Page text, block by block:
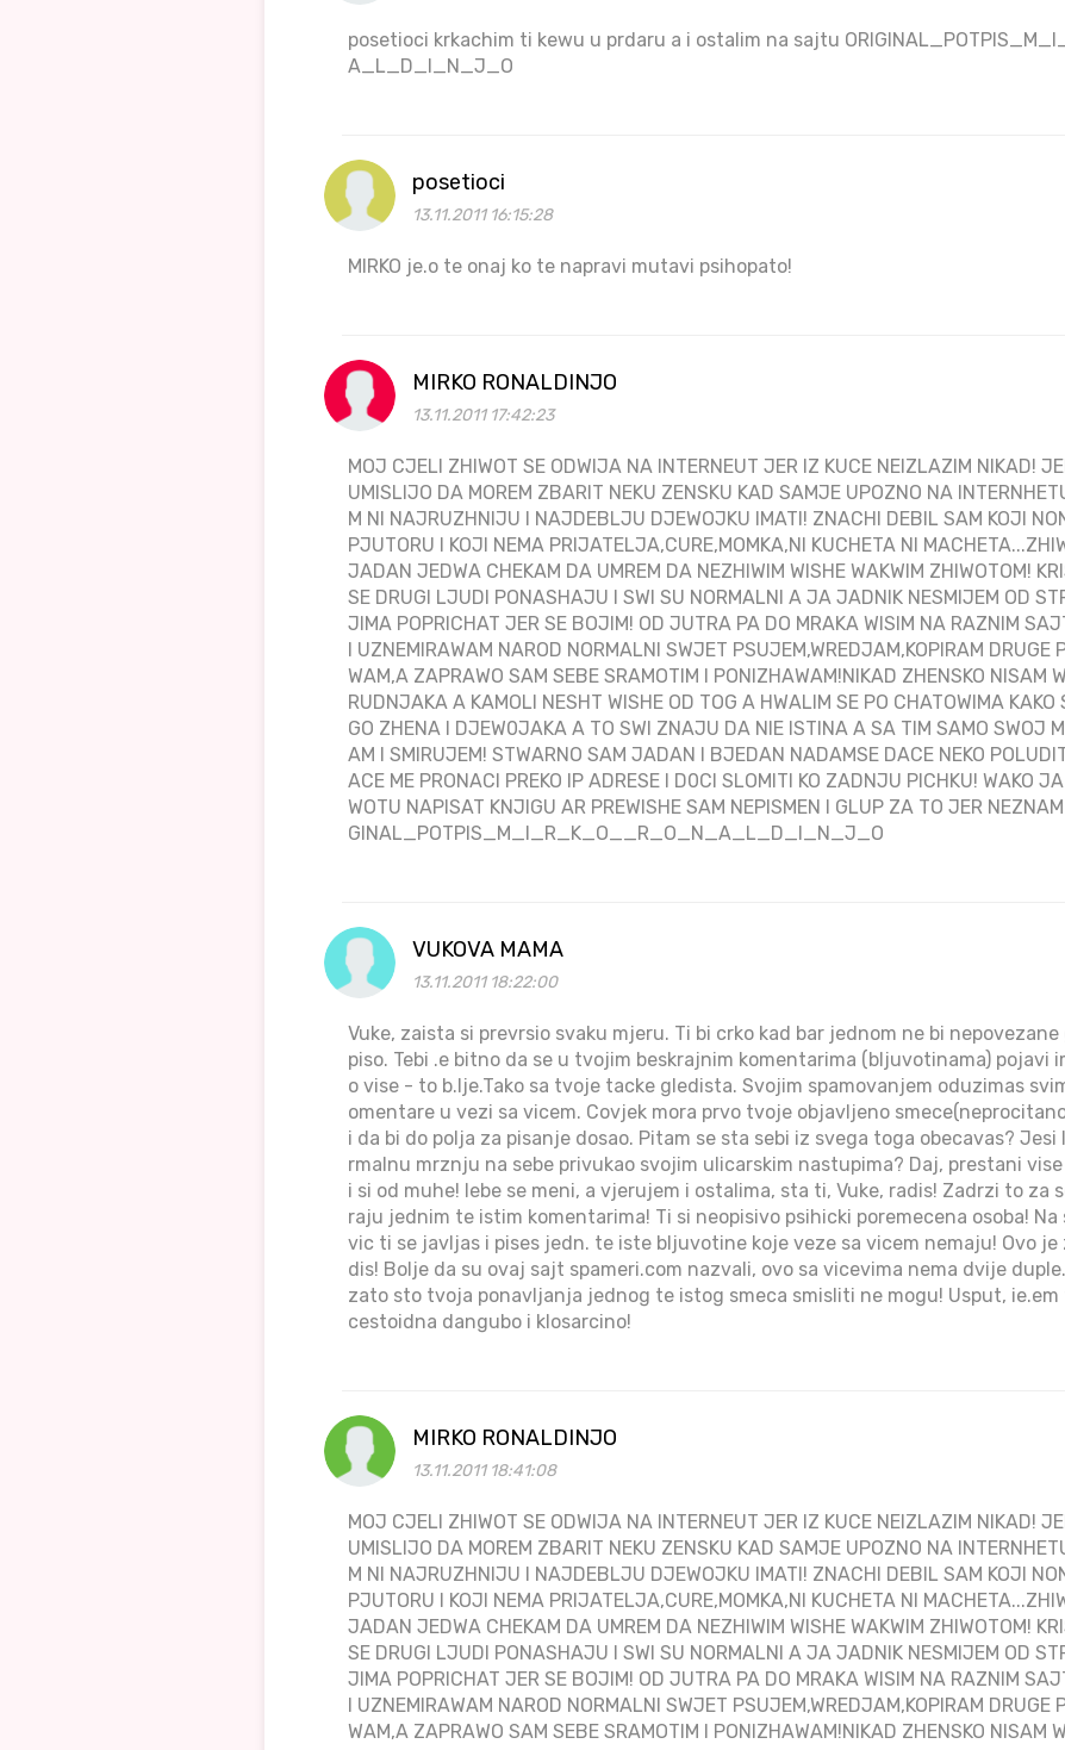
posetioci krkachim ti kewu u prdaru a i ostalim na sajtu
A_L_D_I_N_J_O
posetioci
13.11.2011 16:15:28
MIRKO je.o te onaj ko te napravi mutavi psihopato!
MIRKO RONALDINJO
13.11.2011 17:42:23
MOJ CJELI ZHIWOT SE ODWIJA NA INTERNEUT JER IZ KUCE NEIZLAZIM NIKAD!
UMISLIJO DA MOREM ZBARIT NEKU ZENSKU KAD SAMJE UPOZNO NA
M NI NAJRUZHNIJU I NAJDEBLJU DJEWOJKU IMATI! ZNACHI DEBIL SAM KOJI
PJUTORU I KOJI NEMA PRIJATELJA,CURE,MOMKA,NI KUCHETA NI
JADAN JEDWA CHEKAM DA UMREM DA NEZHIWIM WISHE WAKWIM ZHIWOTOM!
SE DRUGI LJUDI PONASHAJU I SWI SU NORMALNI A JA JADNIK NESMIJEM OD
JIMA POPRICHAT JER SE BOJIM! OD JUTRA PA DO MRAKA WISIM NA RAZNIM
I UZNEMIRAWAM NAROD NORMALNI SWJET PSUJEM,WREDJAM,KOPIRAM DRUGE
WAM,A ZAPRAWO SAM SEBE SRAMOTIM I PONIZHAWAM!NIKAD ZHENSKO NISAM
RUDNJAKA A KAMOLI NESHT WISHE OD TOG A HWALIM SE PO CHATOWIMA KAKO
GO ZHENA I DJEW0JAKA A TO SWI ZNAJU DA NIE ISTINA A SA TIM SAMO SWOJ
AM I SMIRUJEM! STWARNO SAM JADAN I BJEDAN NADAMSE DACE NEKO
ACE ME PRONACI PREKO IP ADRESE I D0CI SLOMITI KO ZADNJU PICHKU! WAKO
WOTU NAPISAT KNJIGU AR PREWISHE SAM NEPISMEN I GLUP ZA TO JER
GINAL_POTPIS_M_I_R_K_O__R_O_N_A_L_D_I_N_J_O
VUKOVA MAMA
13.11.2011 18:22:00
Vuke, zaista si prevrsio svaku mjeru. Ti bi crko kad bar jednom ne bi
piso. Tebi .e bitno da se u tvojim beskrajnim komentarima (bljuvotinama) pojavi
o vise - to b.lje.Tako sa tvoje tacke gledista. Svojim spamovanjem oduzimas
omentare u vezi sa vicem. Covjek mora prvo tvoje objavljeno
i da bi do polja za pisanje dosao. Pitam se sta sebi iz svega toga obecavas?
rmalnu mrznju na sebe privukao svojim ulicarskim nastupima? Daj, prestani
i si od muhe! Iebe se meni, a vjerujem i ostalima, sta ti, Vuke, radis! Zadrzi to za
raju jednim te istim komentarima! Ti si neopisivo psihicki poremecena osoba!
vic ti se javljas i pises jedn. te iste bljuvotine koje veze sa vicem nemaju! Ovo je
dis! Bolje da su ovaj sajt spameri.com nazvali, ovo sa vicevima nema dvije
zato sto tvoja ponavljanja jednog te istog smeca smisliti ne mogu! Usput,
cestoidna dangubo i klosarcino!
MIRKO RONALDINJO
13.11.2011 18:41:08
MOJ CJELI ZHIWOT SE ODWIJA NA INTERNEUT JER IZ KUCE NEIZLAZIM NIKAD!
UMISLIJO DA MOREM ZBARIT NEKU ZENSKU KAD SAMJE UPOZNO NA
M NI NAJRUZHNIJU I NAJDEBLJU DJEWOJKU IMATI! ZNACHI DEBIL SAM KOJI
PJUTORU I KOJI NEMA PRIJATELJA,CURE,MOMKA,NI KUCHETA NI
JADAN JEDWA CHEKAM DA UMREM DA NEZHIWIM WISHE WAKWIM ZHIWOTOM!
SE DRUGI LJUDI PONASHAJU I SWI SU NORMALNI A JA JADNIK NESMIJEM OD
JIMA POPRICHAT JER SE BOJIM! OD JUTRA PA DO MRAKA WISIM NA RAZNIM
I UZNEMIRAWAM NAROD NORMALNI SWJET PSUJEM,WREDJAM,KOPIRAM DRUGE
WAM,A ZAPRAWO SAM SEBE SRAMOTIM I PONIZHAWAM!NIKAD ZHENSKO NISAM